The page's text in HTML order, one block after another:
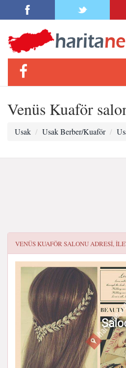
Venüs Kuaför
Usak Usak Berber/Kuaför
VENÜS KUAFÖR SALONUADRESI,